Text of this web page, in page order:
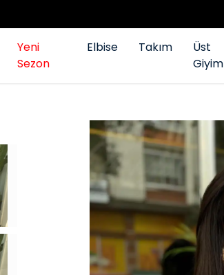
Yeni
Sezon
Elbise Takım
Üst
Giyim